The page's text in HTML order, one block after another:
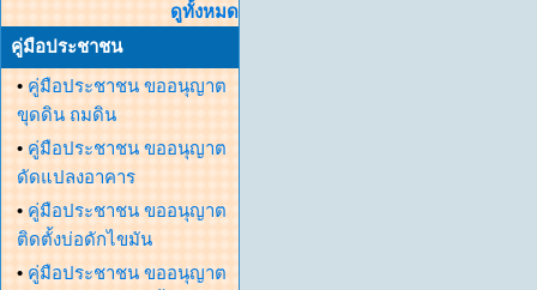
ดูทั้งหมด
คู่มือประชาชน
• คู่มือประชาชน ขออนุญาต
ขุดดิน ถมดิน
• คู่มือประชาชน ขออนุญาต
ดัดแปลงอาคาร
• คู่มือประชาชน ขออนุญาต
ติดตั้งบ่อดักไขมัน
• คู่มือประชาชน ขออนุญาต